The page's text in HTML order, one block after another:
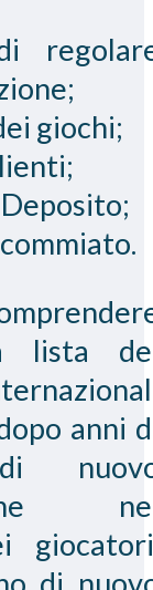
giochi;
lista
anni
di